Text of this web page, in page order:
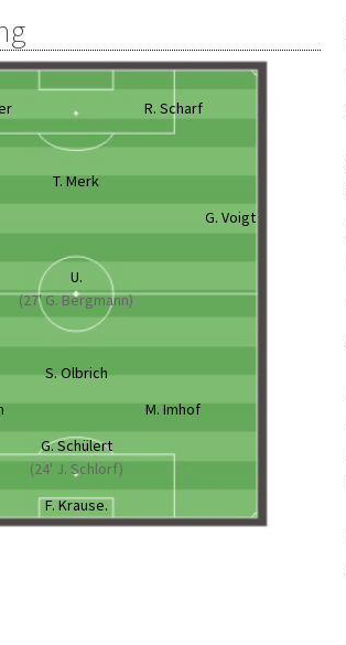
R. Scharf
T. Merk
G. Voigt
U.
(27' G. Bergmann)
S. Olbrich
M. Imhof
G. Schülert
(24' J. Schlorf)
F. Krause.